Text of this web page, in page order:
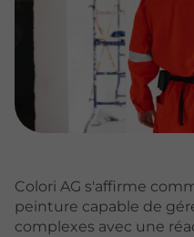
Colori AG s'affirme
peinture capable de
complexes avec une